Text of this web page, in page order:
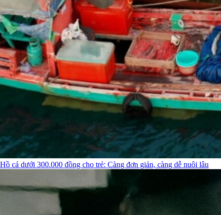
Hồ cá dưới 300.000 đồng cho trẻ: Càng đơn giản, càng dễ nuôi lâu